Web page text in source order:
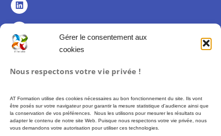
Gérer le consentement aux
cookies
Nous respectons votre vie privée !
AT Formation utilise des cookies nécessaires au bon fonctionnement du site. Ils vont
être posés sur votre navigateur pour garantir la mesure statistique d'audience ainsi que
la conservation de vos préférences. Nous les utilisons pour mesurer les résultats ou
adapter le contenu de notre site Web. Puisque nous respectons votre vie privée, nous
vous demandons votre autorisation pour utiliser ces technologies.
Politique de cookies (UE)
Conditions Générales de Vente